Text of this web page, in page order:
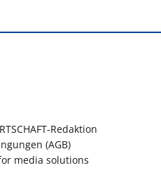
Redaktion
(AGB)
media solutions